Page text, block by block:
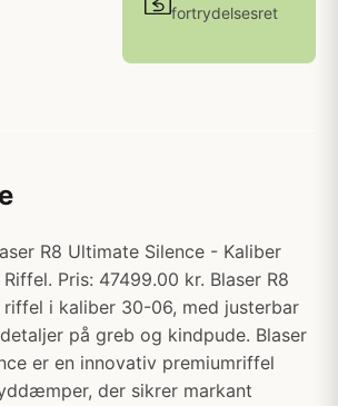
fortrydelsesret
R8 Ultimate Silence - Kaliber
Pris: 47499.00 kr. Blaser R8
riffel i kaliber 30-06, med justerbar
på greb og kindpude. Blaser
er en innovativ premiumriffel
der sikrer markant